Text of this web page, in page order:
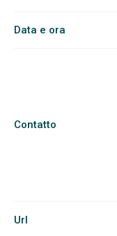
Data e ora
Contatto
Url